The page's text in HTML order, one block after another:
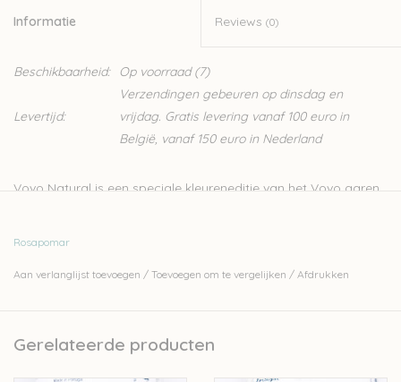
Informatie Reviews (0)
Beschikbaarheid: Op voorraad(7)
Levertijd:
Verzendingen gebeuren op dinsdag en
vrijdag. Gratis levering vanaf 100 euro in
België, vanaf 150 euro in Nederland
Vovo Natural is een speciale kleureneditie van het Vovo garen
Vovo is een veelzijdig en slijtvast non-superwash garen. Het is
mulesing. Leuk weetje: vovo betekent oma.
Rosapomar
Aan verlanglijst toevoegen / Toevoegen om te vergelijken / Afdrukken
Gerelateerde producten